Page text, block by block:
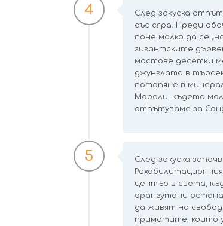
4
След закуска
със сяра. Преди
поне малко да се
гигантските
мостове десетки
джунглата в
потапяне в
Мороли, където
отпътуваме за
5
След закуска
център в света,
орангутани
да живят на
приматите, които